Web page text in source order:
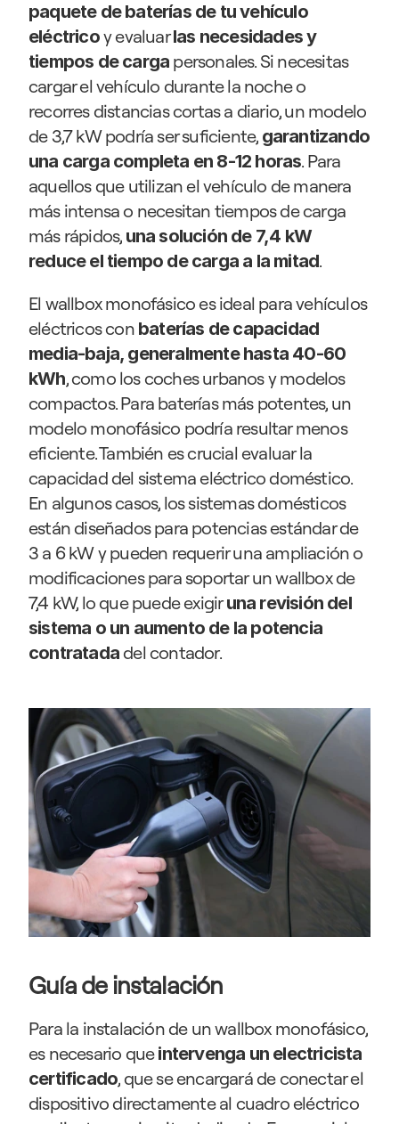
paquete de baterías de tu vehículo
eléctrico y evaluar las necesidades y
tiempos de carga personales. Si necesitas
cargar el vehículo durante la noche o
recorres distancias cortas a diario, un modelo
de 3,7 kW podría ser suficiente, garantizando
una carga completa en 8-12 horas. Para
aquellos que utilizan el vehículo de manera
más intensa o necesitan tiempos de carga
más rápidos, una solución de 7,4 kW
reduce el tiempo de carga a la mitad.
El wallbox monofásico es ideal para vehículos
eléctricos con baterías de capacidad
media-baja, generalmente hasta 40-60
kWh, como los coches urbanos y modelos
compactos. Para baterías más potentes, un
modelo monofásico podría resultar menos
eficiente. También es crucial evaluar la
capacidad del sistema eléctrico doméstico.
En algunos casos, los sistemas domésticos
están diseñados para potencias estándar de
3 a 6 kW y pueden requerir una ampliación o
modificaciones para soportar un wallbox de
7,4 kW, lo que puede exigir una revisión del
sistema o un aumento de la potencia
contratada del contador.
Guía de instalación
Para la instalación de un wallbox monofásico,
es necesario que intervenga un electricista
certificado, que se encargará de conectar el
dispositivo directamente al cuadro eléctrico